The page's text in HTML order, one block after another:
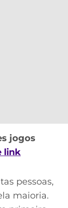
jogos
link
pessoas,
maioria.